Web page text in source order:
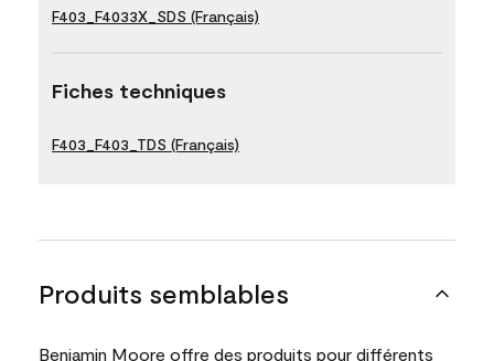
F403_F4033X_SDS (Français)
Fiches techniques
F403_F403_TDS (Français)
Produits semblables
Benjamin Moore offre des produits pour différents